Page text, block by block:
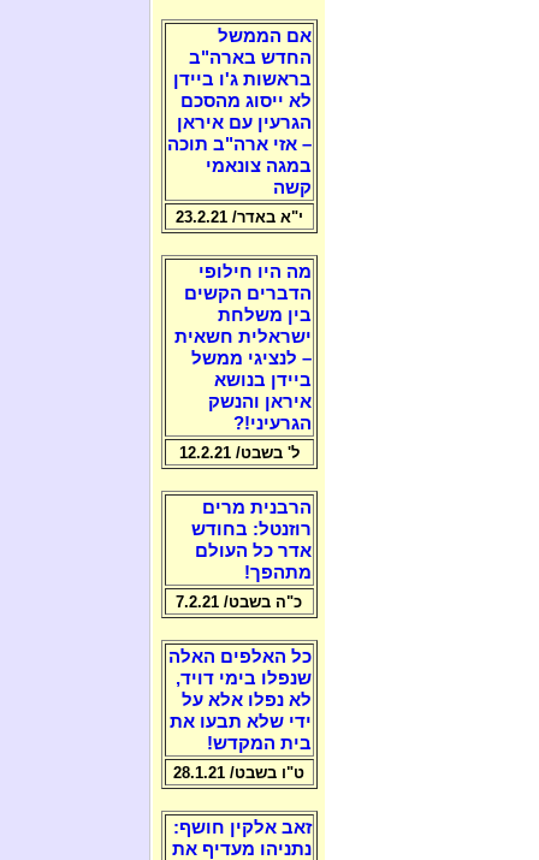
אם הממשל
החדש בארה"ב
בראשות ג'ו ביידן
לא ייסוג מהסכם
הגרעין עם איראן
– אזי ארה"ב תוכה
במגה צונאמי
קשה
י"א באדר/ 23.2.21
מה היו חילופי
הדברים הקשים
בין משלחת
ישראלית חשאית
– לנציגי ממשל
ביידן בנושא
איראן והנשק
הגרעיני!?
ל' בשבט/ 12.2.21
הרבנית מרים
רוזנטל: בחודש
אדר כל העולם
מתהפך!
כ"ה בשבט/ 7.2.21
כל האלפים האלה
שנפלו בימי דויד,
לא נפלו אלא על
ידי שלא תבעו את
בית המקדש!
ט"ו בשבט/ 28.1.21
זאב אלקין חושף:
נתניהו מעדיף את